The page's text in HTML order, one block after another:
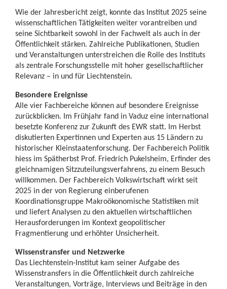
Wie der Jahresbericht zeigt, konnte das Institut 2025 seine
wissenschaftlichen Tätigkeiten weiter vorantreiben und
seine Sichtbarkeit sowohl in der Fachwelt als auch in der
Öffentlichkeit stärken. Zahlreiche Publikationen, Studien
und Veranstaltungen unterstreichen die Rolle des Instituts
als zentrale Forschungsstelle mit hoher gesellschaftlicher
Relevanz – in und für Liechtenstein.
Besondere Ereignisse
Alle vier Fachbereiche können auf besondere Ereignisse
zurückblicken. Im Frühjahr fand in Vaduz eine international
besetzte Konferenz zur Zukunft des EWR statt. Im Herbst
diskutierten Expertinnen und Experten aus 15 Ländern zu
historischer Kleinstaatenforschung. Der Fachbereich Politik
hiess im Spätherbst Prof. Friedrich Pukelsheim, Erfinder des
gleichnamigen Sitzzuteilungsverfahrens, zu einem Besuch
willkommen. Der Fachbereich Volkswirtschaft wirkt seit
2025 in der von Regierung einberufenen
Koordinationsgruppe Makroökonomische Statistiken mit
und liefert Analysen zu den aktuellen wirtschaftlichen
Herausforderungen im Kontext geopolitischer
Fragmentierung und erhöhter Unsicherheit.
Wissenstransfer und Netzwerke
Das Liechtenstein-Institut kam seiner Aufgabe des
Wissenstransfers in die Öffentlichkeit durch zahlreiche
Veranstaltungen, Vorträge, Interviews und Beiträge in den